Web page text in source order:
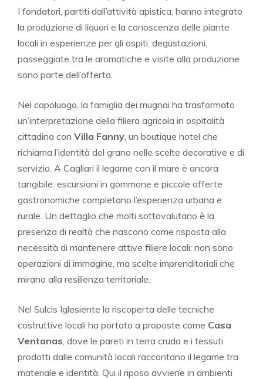
I fondatori, partiti dall’attività apistica, hanno integrato
la produzione di liquori e la conoscenza delle piante
locali in esperienze per gli ospiti: degustazioni,
passeggiate tra le aromatiche e visite alla produzione
sono parte dell’offerta.
Nel capoluogo, la famiglia dei mugnai ha trasformato
un’interpretazione della filiera agricola in ospitalità
cittadina con Villa Fanny , un boutique hotel che
richiama l’identità del grano nelle scelte decorative e di
servizio. A Cagliari il legame con il mare è ancora
tangibile: escursioni in gommone e piccole offerte
gastronomiche completano l’esperienza urbana e
rurale. Un dettaglio che molti sottovalutano è la
presenza di realtà che nascono come risposta alla
necessità di mantenere attive filiere locali; non sono
operazioni di immagine, ma scelte imprenditoriali che
mirano alla resilienza territoriale.
Nel Sulcis Iglesiente la riscoperta delle tecniche
costruttive locali ha portato a proposte come Casa
Ventanas , dove le pareti in terra cruda e i tessuti
prodotti dalle comunità locali raccontano il legame tra
materiale e identità. Qui il riposo avviene in ambienti